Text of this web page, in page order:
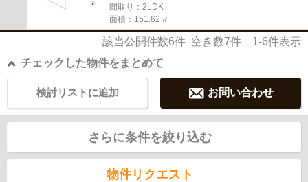
間取り：2LDK
面積：151.62㎡
該当公開件数6件 空き数7件 1-6件表示
チェックした物件をまとめて
お問い合わせ
検討リストに追加
さらに条件を絞り込む
物件リクエスト